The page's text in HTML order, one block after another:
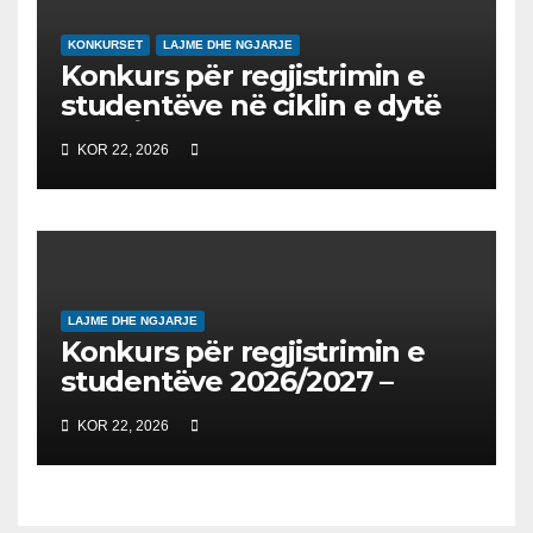
KONKURSET LAJME DHE NGJARJE
Konkurs për regjistrimin e
studentëve në ciklin e dytë
2026/2027 – Конкурс за
запишување на студенти
на втор циклус студии за
2026/2027
KOR 22, 2026
LAJME DHE NGJARJE
Konkurs për regjistrimin e
studentëve 2026/2027 –
Конкурс за запишување на
студенти за 2026/2027
KOR 22, 2026